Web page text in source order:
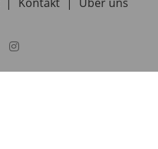
| Kontakt |
Über uns